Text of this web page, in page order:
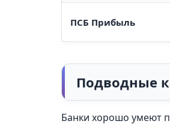
ПСБ Прибыль
Подводные
Банки хорошо умеют